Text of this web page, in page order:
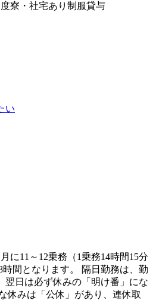
寮・社宅あり 制服貸与
い
に11～12乗務（1乗務14時間15分
間となります。 隔日勤務は、勤
翌日は必ず休みの「明け番」にな
休みは「公休」があり、連休取